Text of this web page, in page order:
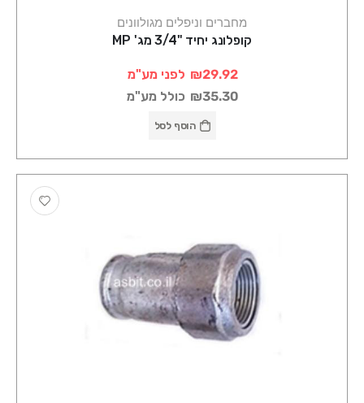
מחברים וניפלים מגולוונים
קופלונג יחיד "3/4 מג' MP
₪29.92 לפני מע"מ
₪35.30 כולל מע"מ
הוסף לסל